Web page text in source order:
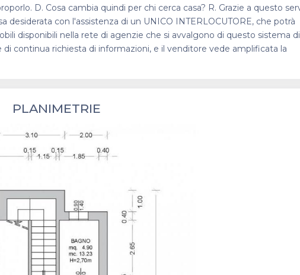
D. Cosa cambia quindi per chi cerca casa? R. Grazie a questo
desiderata con l'assistenza di un UNICO INTERLOCUTORE, che potrà
disponibili nella rete di agenzie che si avvalgono di questo sistema di
continua richiesta di informazioni, e il venditore vede amplificata la
PLANIMETRIE